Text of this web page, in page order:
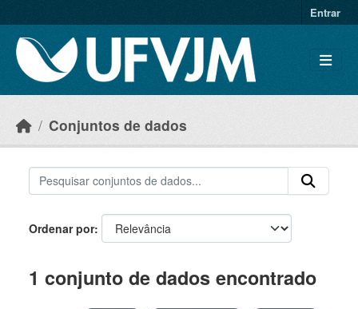
Entrar
Conjuntos de dados
Ordenar por
1 conjunto de dados encontrado